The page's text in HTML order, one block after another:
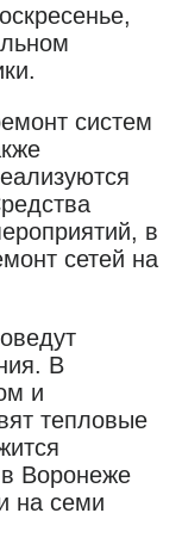
систем
в
сетей на
В
и
тепловые
в Воронеже
на семи